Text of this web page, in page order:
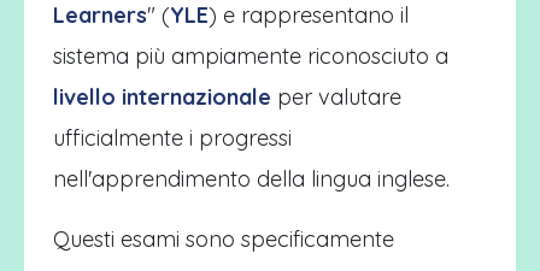
Learners" (YLE) e rappresentano il
sistema più ampiamente riconosciuto a
livello internazionale per valutare
ufficialmente i progressi
nell'apprendimento della lingua inglese.
Questi esami sono specificamente